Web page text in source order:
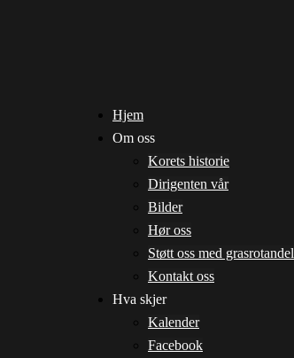
Hjem
Om oss
Korets historie
Dirigenten vår
Bilder
Hør oss
Støtt oss med grasrotandel
Kontakt oss
Hva skjer
Kalender
Facebook